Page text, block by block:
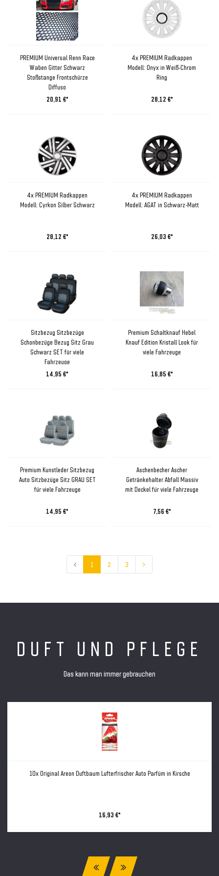
PREMIUM Universal Renn Race
Waben Gitter Schwarz
Stoßstange Frontschürze
Diffuso
20,91 €*
4x PREMIUM Radkappen
Modell: Onyx in Weiß-Chrom
Ring
28,12 €*
4x PREMIUM Radkappen
Modell: Cyrkon Silber Schwarz
28,12 €*
4x PREMIUM Radkappen
Modell: AGAT in Schwarz-Matt
26,03 €*
Sitzbezug Sitzbezüge
Schonbezüge Bezug Sitz Grau
Schwarz SET für viele
Fahrzeuge
14,95 €*
Premium Schaltknauf Hebel
Knauf Edition Kristall Look für
viele Fahrzeuge
16,85 €*
Premium Kunstleder Sitzbezug
Auto Sitzbezüge Sitz GRAU SET
für viele Fahrzeuge
14,95 €*
Aschenbecher Ascher
Getränkehalter Abfall Massiv
mit Deckel für viele Fahrzeuge
7,56 €*
1 2 3
DUFT UND PFLEGE
Das kann man immer gebrauchen
10x Original Areon Duftbaum Lufterfrischer Auto Parfüm in Kirsche
16,93 €*